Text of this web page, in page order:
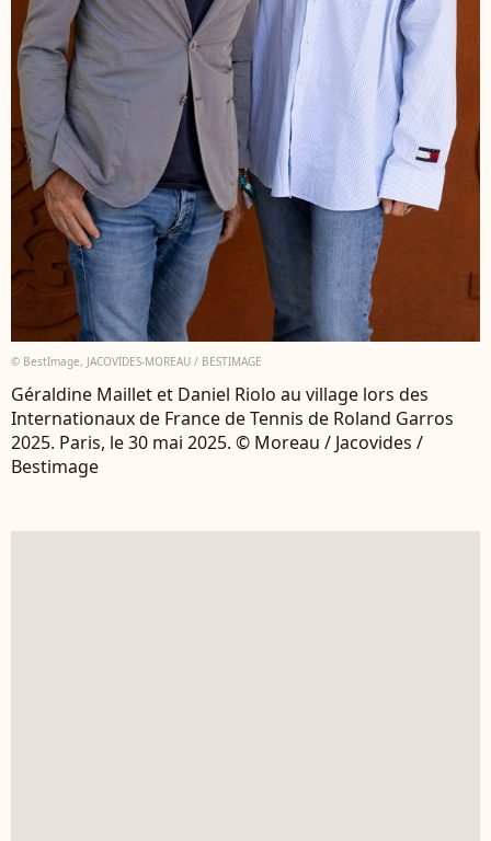
© BestImage, JACOVIDES-MOREAU / BESTIMAGE
Géraldine Maillet et Daniel Riolo au village lors des
Internationaux de France de Tennis de Roland Garros
2025. Paris, le 30 mai 2025. © Moreau / Jacovides /
Bestimage